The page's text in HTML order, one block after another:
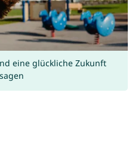
eine glückliche Zukunft